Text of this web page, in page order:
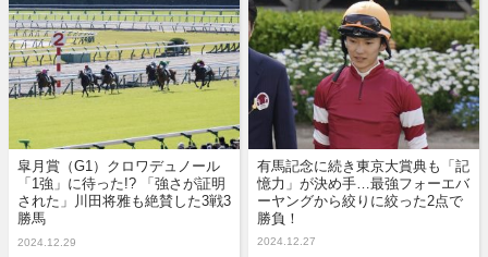
皐月賞（G1）クロワデュノール
「1強」に待った!? 「強さが証明
された」川田将雅も絶賛した3戦3
勝馬
2024.12.29
有馬記念に続き東京大賞典も「記
憶力」が決め手…最強フォーエバ
ーヤングから絞りに絞った2点で
勝負！
2024.12.27